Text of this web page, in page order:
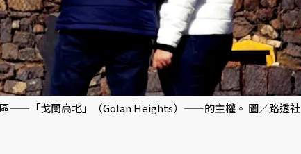
——「戈蘭高地」（Golan Heights）——的主權。 圖／路透社